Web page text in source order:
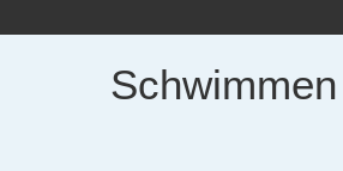
Schwimmen